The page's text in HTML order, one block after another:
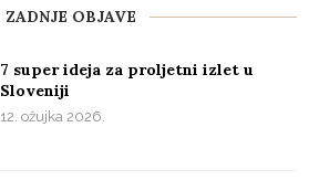
ZADNJE OBJAVE
7 super ideja za proljetni izlet u
Sloveniji
12. ožujka 2026.